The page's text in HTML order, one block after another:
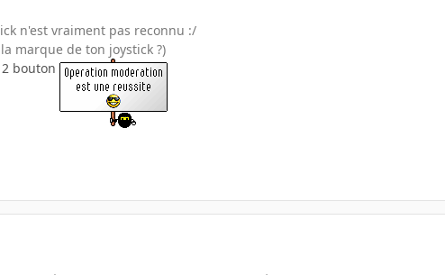
n'est vraiment pas reconnu :/
marque de ton joystick ?)
bouton